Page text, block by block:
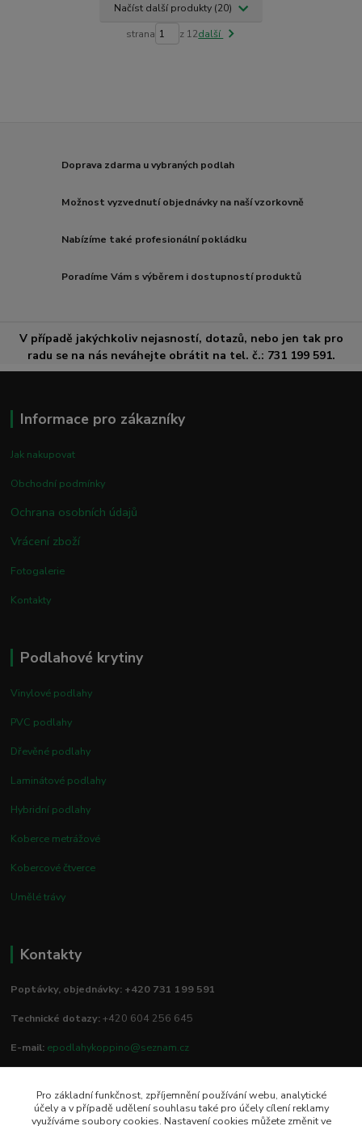
Načíst další produkty (20)
strana z 12další
Doprava zdarma u vybraných podlah
Možnost vyzvednutí objednávky na naší vzorkovně
Nabízíme také profesionální pokládku
Poradíme Vám s výběrem i dostupností produktů
V případě jakýchkoliv nejasností, dotazů, nebo jen tak pro
radu se na nás neváhejte obrátit na tel. č.: 731 199 591.
Informace pro zákazníky
Jak nakupovat
Obchodní podmínky
Ochrana osobních údajů
Vrácení zboží
Fotogalerie
Kontakty
Podlahové krytiny
Vinylové podlahy
PVC podlahy
Dřevěné podlahy
Laminátové podlahy
Hybridní podlahy
Koberce metrážové
Kobercové čtverce
Umělé trávy
Kontakty
Poptávky, objednávky: +420 731 199 591
Technické dotazy:+420 604 256 645
E-mail: epodlahykoppino@seznam.cz
Prodejna/vzorkovna:
Studio Podlah
Pro základní funkčnost, zpříjemnění používání webu, analytické
účely a v případě udělení souhlasu také pro účely cílení reklamy
využíváme soubory cookies. Nastavení cookies můžete změnit ve